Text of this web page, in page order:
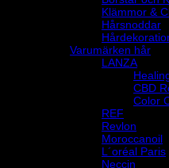
Klämmor &
Hårsnoddar
Varumärken hår
LANZA
CBD
Color
REF
Revlon
Moroccanoil
L´oréal Paris
Neccin